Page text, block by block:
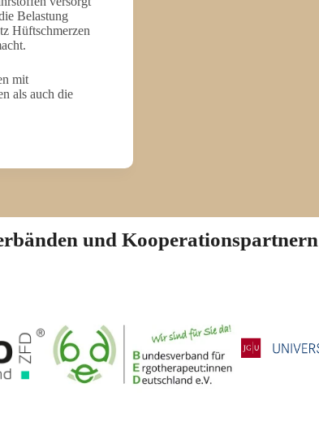
Belastung
Hüftschmerzen
mit
als auch die
und Kooperationspartnern